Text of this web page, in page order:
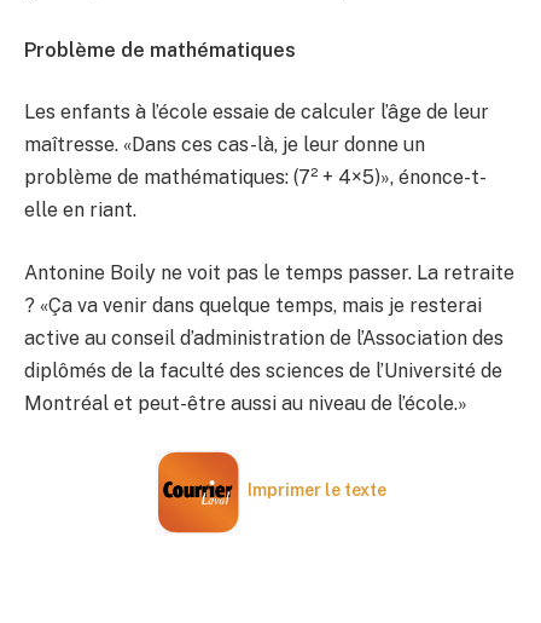
Problème de mathématiques
Les enfants à l’école essaie de calculer l’âge de leur
maîtresse. «Dans ces cas-là, je leur donne un
problème de mathématiques: (7² + 4×5)», énonce-t-
elle en riant.
Antonine Boily ne voit pas le temps passer. La retraite
? «Ça va venir dans quelque temps, mais je resterai
active au conseil d’administration de l’Association des
diplômés de la faculté des sciences de l’Université de
Montréal et peut-être aussi au niveau de l’école.»
Imprimer le texte